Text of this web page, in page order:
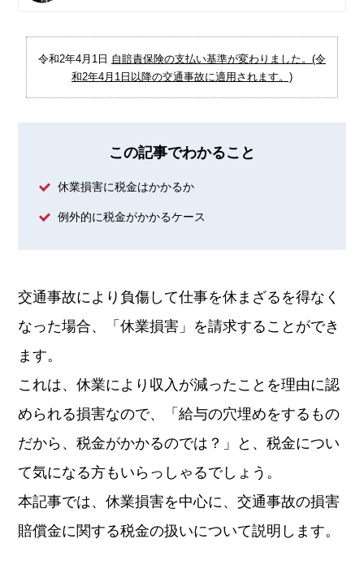
令和2年4月1日 自賠責保険の支払い基準が変わりました。(令
和2年4月1日以降の交通事故に適用されます。)
この記事でわかること
休業損害に税金はかかるか
例外的に税金がかかるケース
交通事故により負傷して仕事を休まざるを得なく
なった場合、「休業損害」を請求することができ
ます。
これは、休業により収入が減ったことを理由に認
められる損害なので、「給与の穴埋めをするもの
だから、税金がかかるのでは？」と、税金につい
て気になる方もいらっしゃるでしょう。
本記事では、休業損害を中心に、交通事故の損害
賠償金に関する税金の扱いについて説明します。